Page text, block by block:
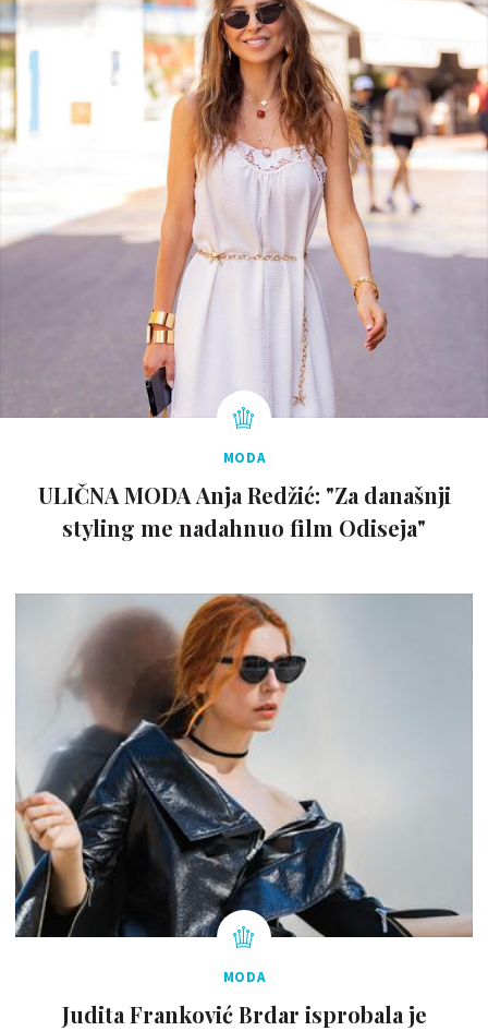
MODA
ULIČNA MODA Anja Redžić: "Za današnji
styling me nadahnuo film Odiseja"
MODA
Judita Franković Brdar isprobala je